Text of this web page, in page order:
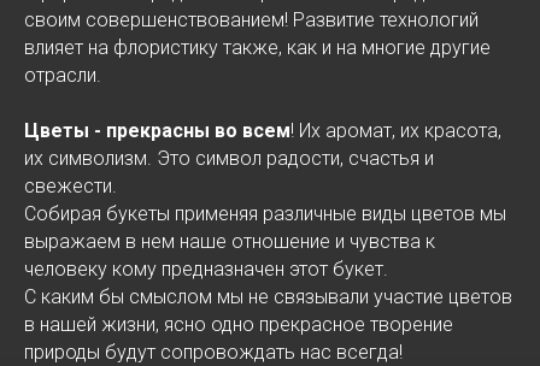
своим совершенствованием! Развитие технологий
влияет на флористику также, как и на многие другие
отрасли.
Цветы - прекрасны во всем! Их аромат, их красота,
их символизм. Это символ радости, счастья и
свежести.
Собирая букеты применяя различные виды цветов мы
выражаем в нем наше отношение и чувства к
человеку кому предназначен этот букет.
С каким бы смыслом мы не связывали участие цветов
в нашей жизни, ясно одно прекрасное творение
природы будут сопровождать нас всегда!